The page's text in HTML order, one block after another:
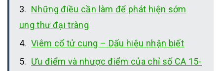
Những điều cần làm để phát hiện sớm
ung thư đại tràng
Viêm cổ tử cung – Dấu hiệu nhận biết
Ưu điểm và nhược điểm của chỉ số CA 15-